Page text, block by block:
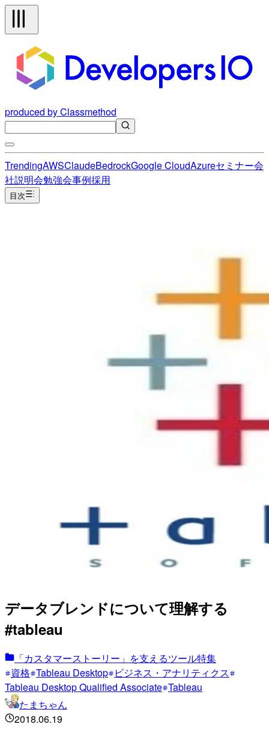
produced by Classmethod
TrendingAWSClaudeBedrockGoogle CloudAzureセミナー会
社説明会勉強会事例採用
目次
データブレンドについて理解する
#tableau
「カスタマーストーリー」を支えるツール特集
資格 Tableau Desktop ビジネス・アナリティクス
Tableau Desktop Qualified Associate Tableau
たまちゃん
2018.06.19